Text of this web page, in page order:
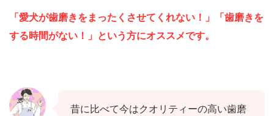
「愛犬が歯磨きをまったくさせてくれない！」「歯磨きを
する時間がない！」という方にオススメです。
昔に比べて今はクオリティーの高い歯磨